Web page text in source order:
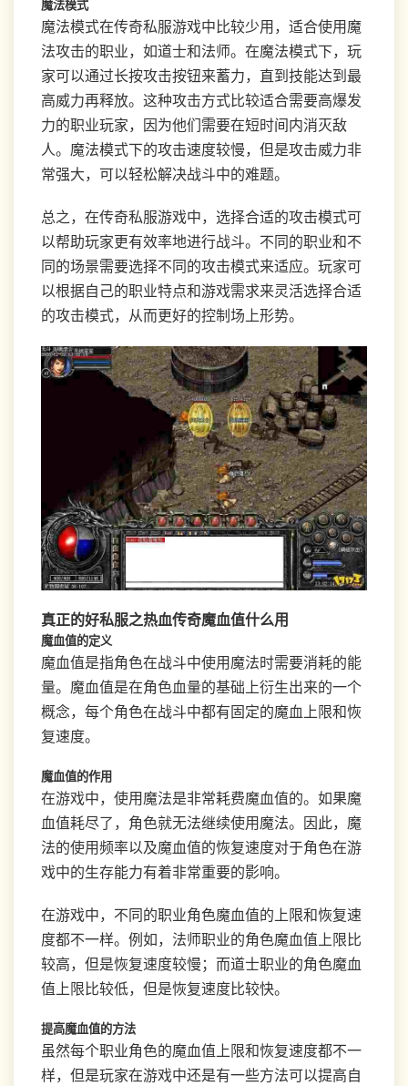
魔法模式
魔法模式在传奇私服游戏中比较少用，适合使用魔
法攻击的职业，如道士和法师。在魔法模式下，玩
家可以通过长按攻击按钮来蓄力，直到技能达到最
高威力再释放。这种攻击方式比较适合需要高爆发
力的职业玩家，因为他们需要在短时间内消灭敌
人。魔法模式下的攻击速度较慢，但是攻击威力非
常强大，可以轻松解决战斗中的难题。
总之，在传奇私服游戏中，选择合适的攻击模式可
以帮助玩家更有效率地进行战斗。不同的职业和不
同的场景需要选择不同的攻击模式来适应。玩家可
以根据自己的职业特点和游戏需求来灵活选择合适
的攻击模式，从而更好的控制场上形势。
真正的好私服之热血传奇魔血值什么用
魔血值的定义
魔血值是指角色在战斗中使用魔法时需要消耗的能
量。魔血值是在角色血量的基础上衍生出来的一个
概念，每个角色在战斗中都有固定的魔血上限和恢
复速度。
魔血值的作用
在游戏中，使用魔法是非常耗费魔血值的。如果魔
血值耗尽了，角色就无法继续使用魔法。因此，魔
法的使用频率以及魔血值的恢复速度对于角色在游
戏中的生存能力有着非常重要的影响。
在游戏中，不同的职业角色魔血值的上限和恢复速
度都不一样。例如，法师职业的角色魔血值上限比
较高，但是恢复速度较慢；而道士职业的角色魔血
值上限比较低，但是恢复速度比较快。
提高魔血值的方法
虽然每个职业角色的魔血值上限和恢复速度都不一
样，但是玩家在游戏中还是有一些方法可以提高自